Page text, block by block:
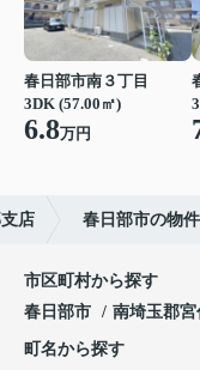
春日部市南３丁目
3DK (57.00㎡)
6.8万円
店 春日部市の物
市区町村から探す
春日部市
南埼玉郡宮
町名から探す